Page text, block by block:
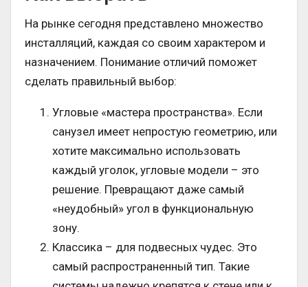
На рынке сегодня представлено множество
инсталляций, каждая со своим характером и
назначением. Понимание отличий поможет
сделать правильный выбор:
Угловые «мастера пространства». Если
санузел имеет непростую геометрию, или
хотите максимально использовать
каждый уголок, угловые модели – это
решение. Превращают даже самый
«неудобный» угол в функциональную
зону.
Классика – для подвесных чудес. Это
самый распространенный тип. Такие